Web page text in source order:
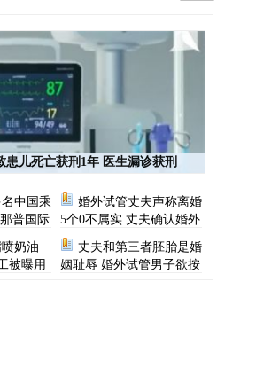
患儿死亡获刑1年 医生漏诊获刑
中国乘
普国际
婚外试管丈夫声称离婚
5个0不属实 丈夫确认婚外
胚胎称早已叫停医院
奶油
被曝用
丈夫和第三者胚胎是婚
姻耻辱 婚外试管男子欲按